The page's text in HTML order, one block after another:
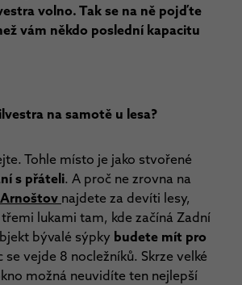
volno. Tak se na ně pojďte
vám někdo poslední kapacitu
na samotě u lesa?
Tohle místo je jako stvořené
s přáteli. A proč ne zrovna na
najdete za devíti lesy,
lukami tam, kde začíná Zadní
bývalé sýpky budete mít pro
se vejde 8 nocležníků. Skrze velké
možná neuvidíte ten nejlepší